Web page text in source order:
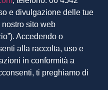
e divulgazione delle tue
sito web
Accedendo o
alla raccolta, uso e
in conformità a
ti preghiamo di